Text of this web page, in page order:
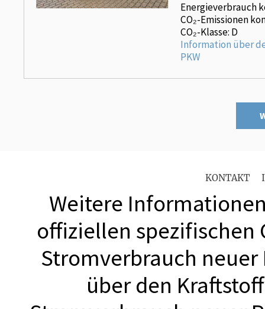
Energieverbrauch
CO₂-Emissionen
CO₂-Klasse: D
Information über
PKW
KONTAKT
Weitere
offiziellen spezifischen
Stromverbrauch
über den